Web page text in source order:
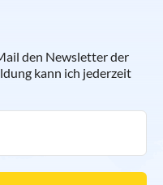
den Newsletter der
kann ich jederzeit